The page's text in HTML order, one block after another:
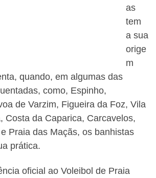
as
tem
a sua
orige
m
quando, em algumas das
como, Espinho,
de Varzim, Figueira da Foz, Vila
Costa da Caparica, Carcavelos,
Praia das Maçãs, os banhistas
prática.
oficial ao Voleibol de Praia